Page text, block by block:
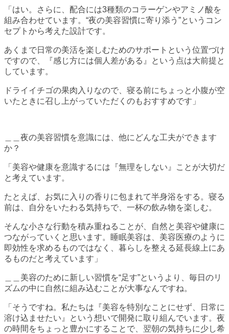
「はい。さらに、配合には3種類のコラーゲンやアミノ酸を
組み合わせています。“夜の美容習慣に寄り添う”というコン
セプトから考えた設計です。
あくまで日常の美活を楽しむためのサポートという位置づけ
ですので、『感じ方には個人差がある』という点は大前提と
しています。
ドライイチゴの果肉入りなので、寝る前にちょっと小腹が空
いたときに召し上がっていただくのもおすすめです」
＿＿夜の美容習慣を意識には、他にどんな工夫ができます
か？
「美容や健康を意識するには『無理をしない』ことが大切だ
と考えています。
たとえば、お気に入りの香りに包まれて半身浴をする。寝る
前は、自分をいたわる気持ちで、一杯の飲み物を楽しむ。
そんな小さな行動を積み重ねることが、自然と美容や健康に
つながっていくと思います。睡眠美容は、美容医療のように
即効性を求めるものではなく、暮らしを整える延長線上にあ
るものだと考えています」
＿＿美容のために新しい習慣を“足す”というより、毎日のリ
ズムの中に自然に組み込むことが大事なんですね。
「そうですね。私たちは『美容を特別なことにせず、日常に
溶け込ませたい』という想いで開発に取り組んでいます。夜
の時間をちょっと豊かにすることで、翌朝の気持ちに少し希